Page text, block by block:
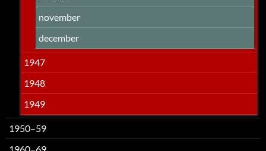
november
december
1947
1948
1949
1950–59